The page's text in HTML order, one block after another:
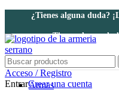
¿Tienes alguna duda?
¿Tienes alguna
Acceso / Registro
EntrarCrear una cuenta
Armas